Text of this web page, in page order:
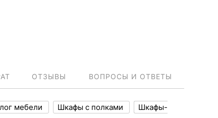
ОТЗЫВЫ ВОПРОСЫ И ОТВЕТЫ
мебели Шкафы с полками
Шкафы-